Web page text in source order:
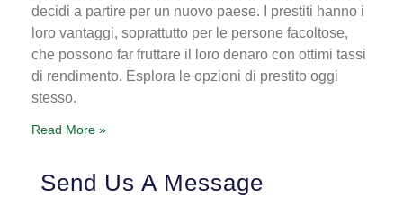
decidi a partire per un nuovo paese. I prestiti hanno i
loro vantaggi, soprattutto per le persone facoltose,
che possono far fruttare il loro denaro con ottimi tassi
di rendimento. Esplora le opzioni di prestito oggi
stesso.
Read More »
Send Us A Message